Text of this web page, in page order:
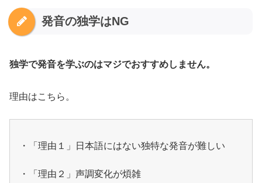
発音の独学はNG
独学で発音を学ぶのはマジでおすすめしません。
理由はこちら。
・「理由１」日本語にはない独特な発音が難しい
・「理由２」声調変化が煩雑